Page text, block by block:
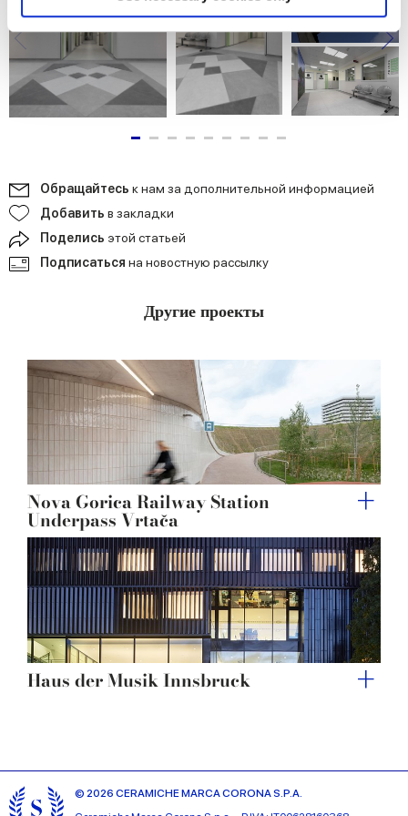
and set your preferences in thedetails section.
We use cookies to personalise content and ads, to
provide social media features and to analyse our traffic.
We also share information about your use of our site with
our social media, advertising and analytics partners who
may combine it with other information that you’ve
of their services.
Обращайтесь к нам за дополнительной информацией
Добавить в закладки
Поделись этой статьей
Подписаться на новостную рассылку
Другие проекты
Nova Gorica Railway Station
Underpass Vrtača
Haus der Musik Innsbruck
© 2026 CERAMICHE MARCA CORONA S.P.A.